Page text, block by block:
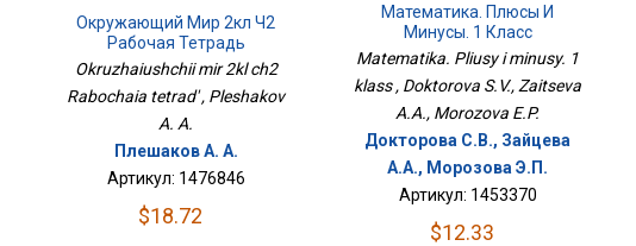
Окружающий Мир 2кл Ч2
Рабочая Тетрадь
Okruzhaiushchii mir 2kl ch2
Rabochaia tetrad' , Pleshakov
A. A.
Плешаков А. А.
Артикул: 1476846
$18.72
Математика. Плюсы И
Минусы. 1 Класс
Matematika. Pliusy i minusy. 1
klass , Doktorova S.V., Zaitseva
A.A., Morozova E.P.
Докторова С.В., Зайцева
А.А., Морозова Э.П.
Артикул: 1453370
$12.33